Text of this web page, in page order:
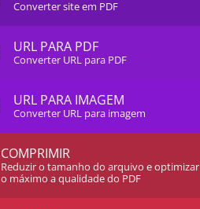
Converter site em PDF
URL PARA PDF
Converter URL para PDF
URL PARA IMAGEM
Converter URL para imagem
COMPRIMIR
Reduzir o tamanho do arquivo e optimizar
o máximo a qualidade do PDF